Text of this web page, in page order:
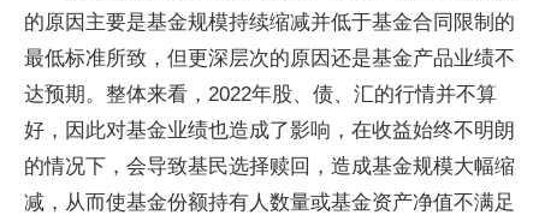
的原因主要是基金规模持续缩减并低于基金合同限制的
最低标准所致，但更深层次的原因还是基金产品业绩不
达预期。整体来看，2022年股、债、汇的行情并不算
好，因此对基金业绩也造成了影响，在收益始终不明朗
的情况下，会导致基民选择赎回，造成基金规模大幅缩
减，从而使基金份额持有人数量或基金资产净值不满足